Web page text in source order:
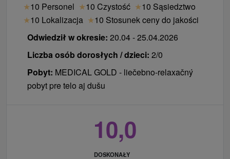
★10 Personel ★10 Czystość ★10 Sąsiedztwo
★10 Lokalizacja ★10 Stosunek ceny do jakości
Odwiedził w okresie: 20.04 - 25.04.2026
Liczba osób dorosłych / dzieci: 2/0
Pobyt: MEDICAL GOLD - liečebno-relaxačný
pobyt pre telo aj dušu
10,0
DOSKONAŁY